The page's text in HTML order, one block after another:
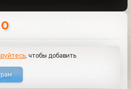
0
, чтобы добавить